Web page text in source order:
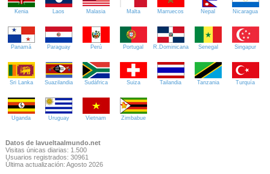
Kenia Laos Malasia Malta Marruecos Nepal Nicaragua
Panamá Paraguay Perú Portugal R.Dominicana Senegal Singapur
Sri Lanka Suazilandia Sudáfrica Suiza Tailandia Tanzania Turquía
Uganda Uruguay Vietnam Zimbabue
Datos de lavueltaalmundo.net
Visitas únicas diarias: 1.500
Usuarios registrados: 30961
Última actualización: Agosto 2026